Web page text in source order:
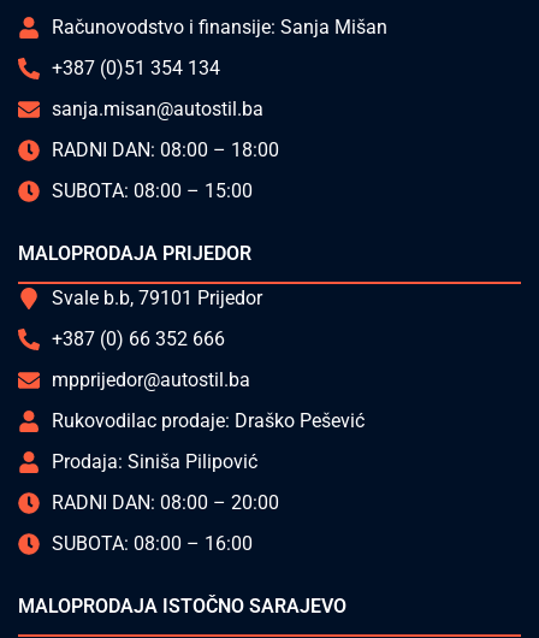
Računovodstvo i finansije: Sanja Mišan
+387 (0)51 354 134
sanja.misan@autostil.ba
RADNI DAN: 08:00 – 18:00
SUBOTA: 08:00 – 15:00
MALOPRODAJA PRIJEDOR
Svale b.b, 79101 Prijedor
+387 (0) 66 352 666
mpprijedor@autostil.ba
Rukovodilac prodaje: Draško Pešević
Prodaja: Siniša Pilipović
RADNI DAN: 08:00 – 20:00
SUBOTA: 08:00 – 16:00
MALOPRODAJA ISTOČNO SARAJEVO